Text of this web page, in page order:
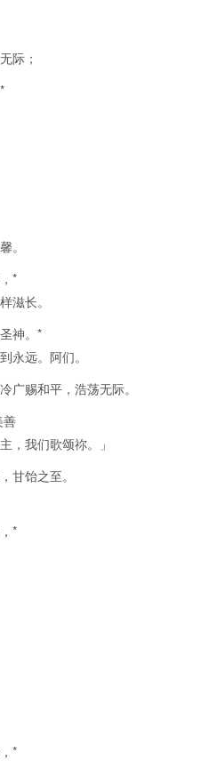
际；
。
*
滋长。
神。*
永远。阿们。
广赐和平，浩荡无际。
，我们歌颂祢。」
甘饴之至。
*
*